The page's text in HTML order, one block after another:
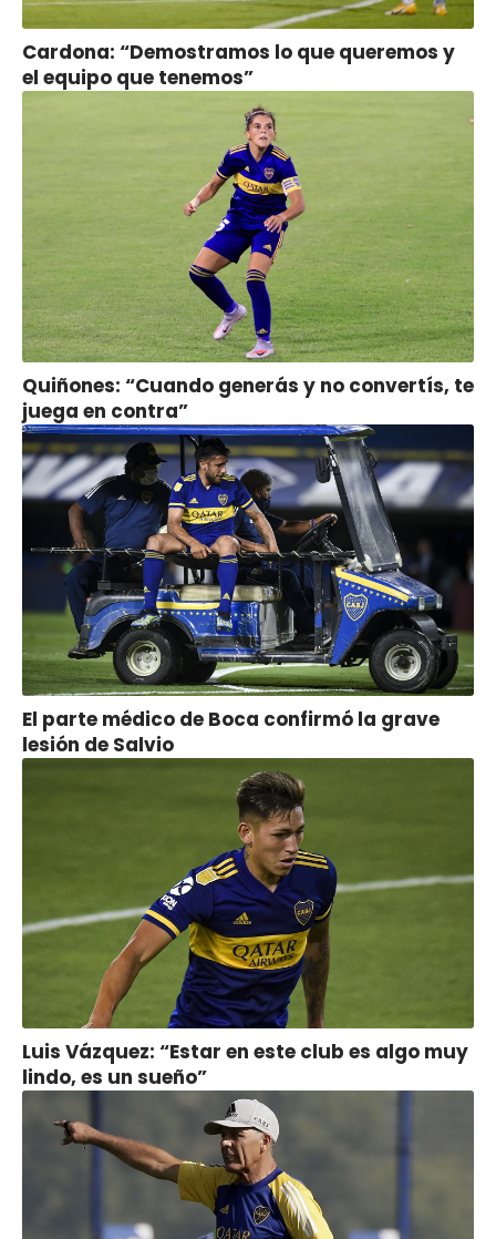
Cardona: “Demostramos lo que queremos y
el equipo que tenemos”
Quiñones: “Cuando generás y no convertís, te
juega en contra”
El parte médico de Boca confirmó la grave
lesión de Salvio
Luis Vázquez: “Estar en este club es algo muy
lindo, es un sueño”